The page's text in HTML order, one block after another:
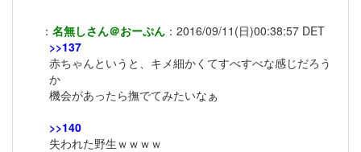
： 名無しさん＠おーぷん ： 2016/09/11(日)00:38:57 DET
>>137
赤ちゃんというと、キメ細かくてすべすべな感じだろう
か
機会があったら撫でてみたいなぁ
>>140
失われた野生ｗｗｗｗ